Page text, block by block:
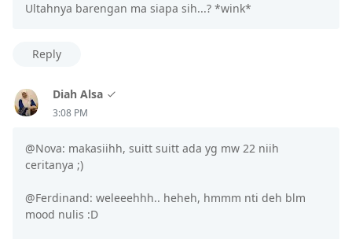
Ultahnya barengan ma siapa sih...? *wink*
Reply
Diah Alsa
3:08 PM
@Nova: makasiihh, suitt suitt ada yg mw 22 niih
ceritanya ;)
@Ferdinand: weleeehhh.. heheh, hmmm nti deh blm
mood nulis :D